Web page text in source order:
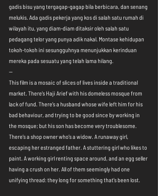
gadis bisu yang tergagap-gagap bila berbicara, dan senang
melukis. Ada gadis pekerja yang kos di salah satu rumah di
wilayah itu, yang diam-diam ditaksir oleh salah satu
pedagang telor yang punya adik nakal. Montase kehidupan
tokoh-tokoh ini sesungguhnya menunjukkan kerinduan
mereka pada sesuatu yang telah lama hilang.
--
This film is a mosaic of slices of lives inside a traditional
market. There’s Haji Arief with his domeless mosque from
lack of fund. There’s a husband whose wife left him for his
bad behaviour, and trying to be good since by working in
the mosque; but his son has become very troublesome.
There’s a shop owner who’s a widow. A runaway girl,
escaping her estranged father. A stuttering girl who likes to
paint. A working girl renting space around, and an egg seller
having a crush on her. All of them seemingly had one
unifying thread: they long for something that’s been lost.